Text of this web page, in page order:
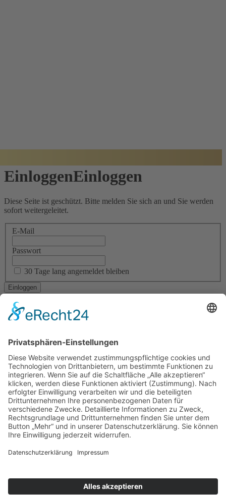
EinloggenEinloggen
Diese Seite ist geschützt. Bitte melden Sie sich an und Sie werden
sofort weitergeleitet.
E-Mail
Passwort
30 Tage lang angemeldet bleiben
Ich habe mein Passwort vergessen
Navigation
RESIDENTIAL ARCHITECTURE
CORPORATE ARCHITECTURE
PUBLIC + SOCIAL ARCHITECTURE
TICKETVERKAUF
STÄDTEBAU
INTERIOR DESIGN
BAUEN IM BESTAND
LANDSCAPE ARCHITECTURE
ÖKOLOGISCHES BAUEN
BAUEN DER ZUKUNFT!
YOUNG TALENT AWARD
Am Altenheimer Yachthafen 1, 77743 Neuried